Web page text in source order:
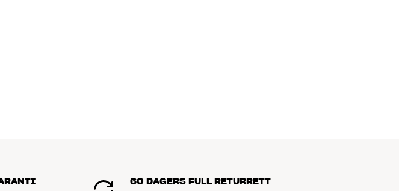
60 DAGERS FULL RETURRETT